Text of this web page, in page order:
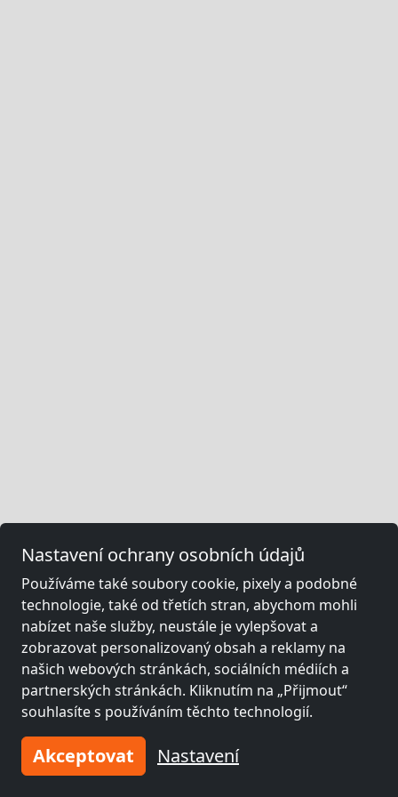
Nastavení ochrany osobních údajů
Používáme také soubory cookie, pixely a podobné
technologie, také od třetích stran, abychom mohli
nabízet naše služby, neustále je vylepšovat a
zobrazovat personalizovaný obsah a reklamy na
našich webových stránkách, sociálních médiích a
partnerských stránkách. Kliknutím na „Přijmout“
souhlasíte s používáním těchto technologií.
Akceptovat Nastavení